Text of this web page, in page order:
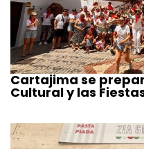
Cartajima se
Cultural y las